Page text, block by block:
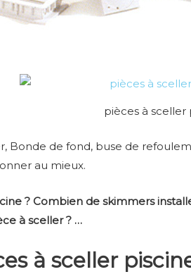
pièces à sceller
Bonde de fond, buse de
au mieux.
? Combien de skimmers
à sceller ? …
à sceller